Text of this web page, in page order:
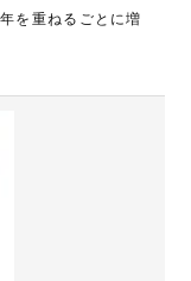
を重ねるごとに増